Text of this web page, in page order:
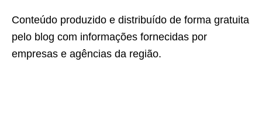
Conteúdo produzido e distribuído de forma gratuita
pelo blog com informações fornecidas por
empresas e agências da região.